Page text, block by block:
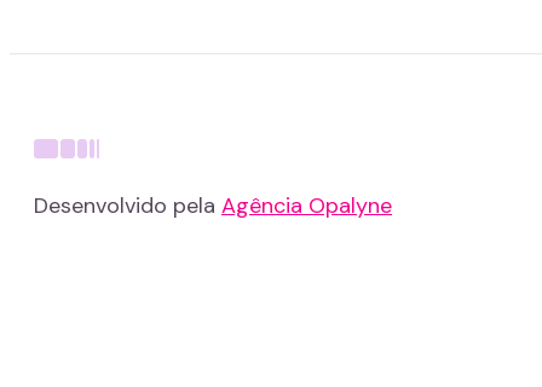
Desenvolvido pela Agência Opalyne